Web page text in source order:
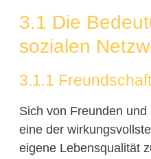
3.1 Die
sozialen
3.1.1
Sich von Freunden
eine der
eigene Lebensqualität